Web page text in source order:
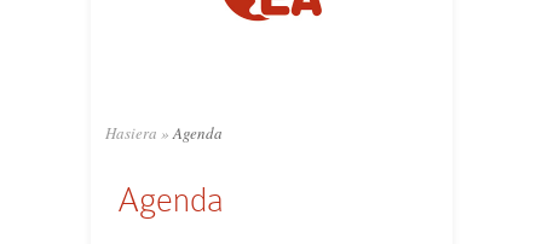
Hasiera » Agenda
Agenda